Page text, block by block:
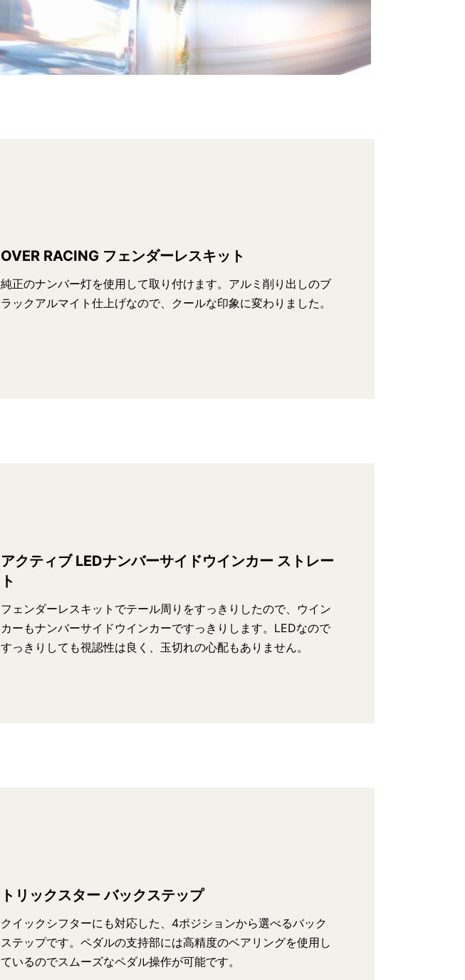
OVER RACING フェンダーレスキット
純正のナンバー灯を使用して取り付けます。アルミ削り出しのブ
ラックアルマイト仕上げなので、クールな印象に変わりました。
アクティブ LEDナンバーサイドウインカー ストレー
ト
フェンダーレスキットでテール周りをすっきりしたので、ウイン
カーもナンバーサイドウインカーですっきりします。LEDなので
すっきりしても視認性は良く、玉切れの心配もありません。
トリックスター バックステップ
クイックシフターにも対応した、4ポジションから選べるバック
ステップです。ペダルの支持部には高精度のベアリングを使用し
ているのでスムーズなペダル操作が可能です。